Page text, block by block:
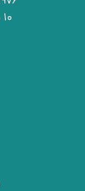
10 صبح الی 15 (3 بعد از ظهر)